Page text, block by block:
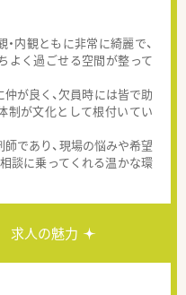
内観ともに非常に綺麗で、
よく過ごせる空間が整って
が良く、欠員時には皆で助
制が文化として根付いてい
であり、現場の悩みや希望
談に乗ってくれる温かな環
求人の魅力